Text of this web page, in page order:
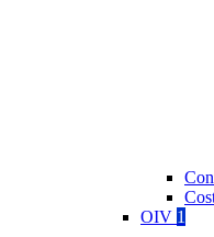
OIV 1